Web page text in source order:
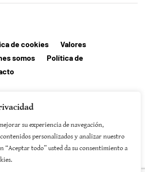
su experiencia de navegación,
personalizados y analizar nuestro
“Aceptar todo” usted da su consentimiento a
de cookies
Valores
somos
Política de
SUSCRIBIRSE